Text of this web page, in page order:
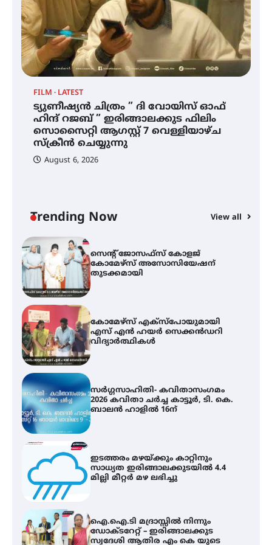
FILM LATEST
ട്യുണീഷ്യൻ ചിത്രം ” ദി വോയിസ് ഓഫ്
ഹിന്ദ് റജബ് ” ഇരിങ്ങാലക്കുട ഫിലിം
സൊസൈറ്റി ആഗസ്റ്റ് 7 വെള്ളിയാഴ്ച
സ്‌ക്രീൻ ചെയ്യുന്നു
August 6, 2026
Trending Now View all
മില്ലി മീറ്റർ മഴ ലഭിച്ചു
ഐ.ഐ.ടി മദ്രാസ്സിൽ നിന്നും
ഡോക്ടറേറ്റ് – ഇരിങ്ങാലക്കുട
സ്വദേശി ആതിര എം കെ യുടെ
നേട്ടം പ്രതിസന്ധികളോട് പൊരുതി
ട്യുണീഷ്യൻ ചിത്രം ” ദി വോയിസ്
ഓഫ് ഹിന്ദ് റജബ് ” ഇരിങ്ങാലക്കുട
ഫിലിം സൊസൈറ്റി ആഗസ്റ്റ് 7
വെള്ളിയാഴ്ച സ്‌ക്രീൻ ചെയ്യുന്നു
തുടക്കമായി
കോമേഴ്സ് എക്സ്പോയുമായി
എസ് എൻ ഹയർ സെക്കൻഡറി
വിദ്യാർത്ഥികൾ
സർഗ്ഗസാഹിതി- കവിതാസംഗമം
2026 കവിതാ ചർച്ച കാട്ടൂർ, ടി. കെ.
ബാലൻ ഹാളിൽ 16ന്
ഇടത്തരം മഴയ്ക്കും കാറ്റിനും
സാധ്യത ഇരിങ്ങാലക്കുടയിൽ 4.4
മില്ലി മീറ്റർ മഴ ലഭിച്ചു
ഐ.ഐ.ടി മദ്രാസ്സിൽ നിന്നും
ഡോക്ടറേറ്റ് – ഇരിങ്ങാലക്കുട
സ്വദേശി ആതിര എം കെ യുടെ
ട്യുണീഷ്യൻ ചിത്രം ” ദി വോയിസ്
ഓഫ് ഹിന്ദ് റജബ് ” ഇരിങ്ങാലക്കുട